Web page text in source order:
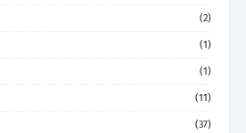
(2)
(1)
(1)
(11)
(37)